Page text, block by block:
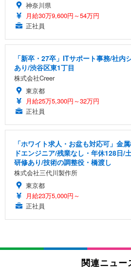
神奈川県
月給30万9,600円～54万円
正社員
「新卒・27卒」ITサポート事務/社内
あり/渋谷区東1丁目
株式会社Creer
東京都
月給25万5,300円～32万円
正社員
「ホワイト求人・お盆も対応可」金
ドエンジニア/残業なし・年休128日/
研修あり/技術の調整役・橋渡し
株式会社三代川製作所
東京都
月給23万5,000円～
正社員
関連ニュー